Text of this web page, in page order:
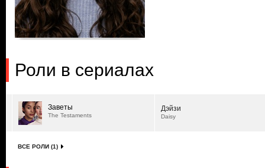
Роли в сериалах
Заветы
The Testaments
Дэйзи
Daisy
ВСЕ РОЛИ (1)